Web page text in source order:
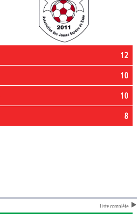
12
10
10
8
Liste complète